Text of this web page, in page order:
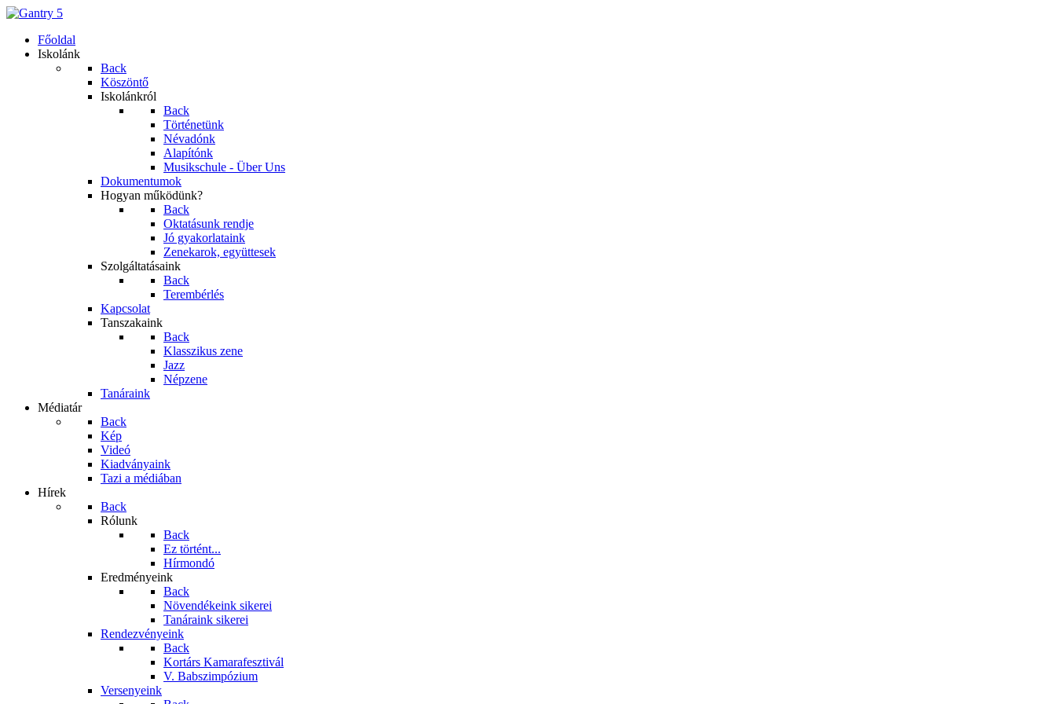
Főoldal
Iskolánk
Back
Köszöntő
Iskolánkról
Back
Történetünk
Névadónk
Alapítónk
Musikschule - Über Uns
Dokumentumok
Hogyan működünk?
Back
Oktatásunk rendje
Jó gyakorlataink
Zenekarok, együttesek
Szolgáltatásaink
Back
Terembérlés
Kapcsolat
Tanszakaink
Back
Klasszikus zene
Jazz
Népzene
Tanáraink
Médiatár
Back
Kép
Videó
Kiadványaink
Tazi a médiában
Hírek
Back
Rólunk
Back
Ez történt...
Hírmondó
Eredményeink
Back
Növendékeink sikerei
Tanáraink sikerei
Rendezvényeink
Back
Kortárs Kamarafesztivál
V. Babszimpózium
Versenyeink